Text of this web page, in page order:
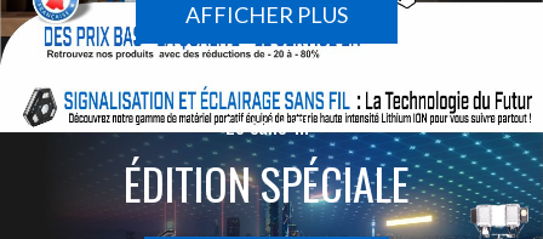
AFFICHER PLUS
Le sans-fil
ÉDITION SPÉCIALE